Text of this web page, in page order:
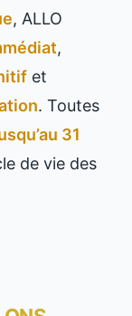
, ALLO
,
et
. Toutes
31
de vie des